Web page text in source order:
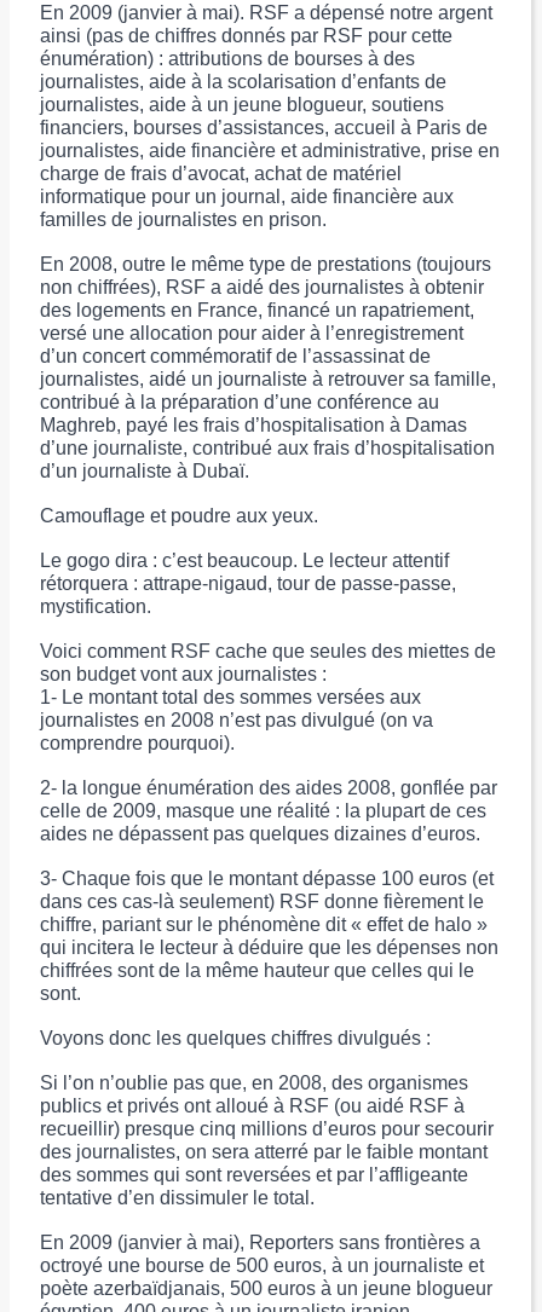
En 2009 (janvier à mai). RSF a dépensé notre argent
ainsi (pas de chiffres donnés par RSF pour cette
énumération) : attributions de bourses à des
journalistes, aide à la scolarisation d’enfants de
journalistes, aide à un jeune blogueur, soutiens
financiers, bourses d’assistances, accueil à Paris de
journalistes, aide financière et administrative, prise en
charge de frais d’avocat, achat de matériel
informatique pour un journal, aide financière aux
familles de journalistes en prison.
En 2008, outre le même type de prestations (toujours
non chiffrées), RSF a aidé des journalistes à obtenir
des logements en France, financé un rapatriement,
versé une allocation pour aider à l’enregistrement
d’un concert commémoratif de l’assassinat de
journalistes, aidé un journaliste à retrouver sa famille,
contribué à la préparation d’une conférence au
Maghreb, payé les frais d’hospitalisation à Damas
d’une journaliste, contribué aux frais d’hospitalisation
d’un journaliste à Dubaï.
Camouflage et poudre aux yeux.
Le gogo dira : c’est beaucoup. Le lecteur attentif
rétorquera : attrape-nigaud, tour de passe-passe,
mystification.
Voici comment RSF cache que seules des miettes de
son budget vont aux journalistes :
1- Le montant total des sommes versées aux
journalistes en 2008 n’est pas divulgué (on va
comprendre pourquoi).
2- la longue énumération des aides 2008, gonflée par
celle de 2009, masque une réalité : la plupart de ces
aides ne dépassent pas quelques dizaines d’euros.
3- Chaque fois que le montant dépasse 100 euros (et
dans ces cas-là seulement) RSF donne fièrement le
chiffre, pariant sur le phénomène dit « effet de halo »
qui incitera le lecteur à déduire que les dépenses non
chiffrées sont de la même hauteur que celles qui le
sont.
Voyons donc les quelques chiffres divulgués :
Si l’on n’oublie pas que, en 2008, des organismes
publics et privés ont alloué à RSF (ou aidé RSF à
recueillir) presque cinq millions d’euros pour secourir
des journalistes, on sera atterré par le faible montant
des sommes qui sont reversées et par l’affligeante
tentative d’en dissimuler le total.
En 2009 (janvier à mai), Reporters sans frontières a
octroyé une bourse de 500 euros, à un journaliste et
poète azerbaïdjanais, 500 euros à un jeune blogueur